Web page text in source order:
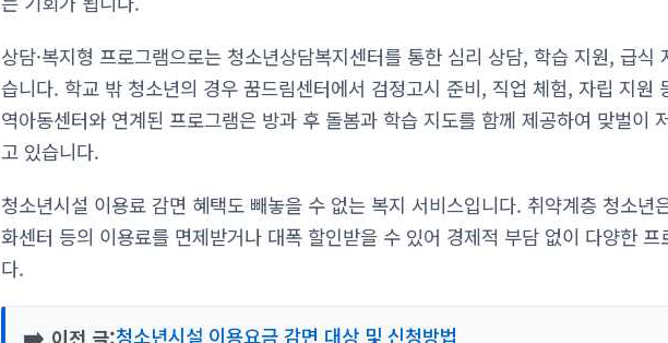
상담·복지형 프로그램으로는 청소년상담복지센터를 통한 심리 상담, 학습 지원, 급식
습니다. 학교 밖 청소년의 경우 꿈드림센터에서 검정고시 준비, 직업 체험, 자립 지원
역아동센터와 연계된 프로그램은 방과 후 돌봄과 학습 지도를 함께 제공하여 맞벌이
고 있습니다.
청소년시설 이용료 감면 혜택도 빼놓을 수 없는 복지 서비스입니다. 취약계층 청소년
화센터 등의 이용료를 면제받거나 대폭 할인받을 수 있어 경제적 부담 없이 다양한 프
다.
➡️ 청소년시설 이용요금 감면 대상 및 신청방법